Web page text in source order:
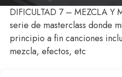
DIFICULTAD 7 – MEZCLA Y
serie de masterclass donde
principio a fin canciones
mezcla, efectos, etc